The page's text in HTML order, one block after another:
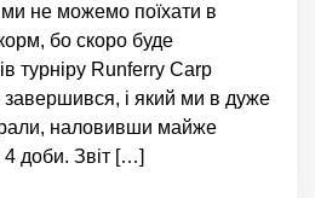
не можемо поїхати в
бо скоро буде
турніру Runferry Carp
і який ми в дуже
наловивши майже
4 доби. Звіт […]